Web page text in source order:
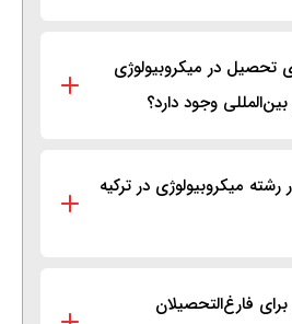
تحصیل در میکروبیولوژی
وجود دارد؟
میکروبیولوژی در ترکیه
فارغ‌التحصیلان